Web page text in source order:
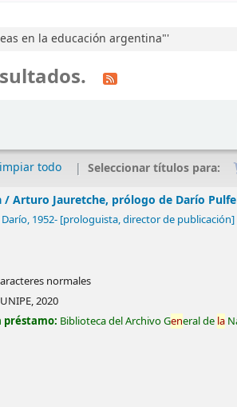
en la educación argentina"'
todo Seleccionar títulos para:
/Arturo Jauretche, prólogo de Darío
, 1952-[prologuista, director de publicación]
normales
UNIPE,2020
préstamo: Biblioteca del Archivo General de la